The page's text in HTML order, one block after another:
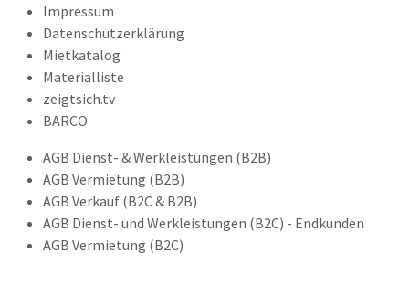
Impressum
Datenschutzerklärung
Mietkatalog
Materialliste
zeigtsich.tv
BARCO
AGB Dienst- & Werkleistungen (B2B)
AGB Vermietung (B2B)
AGB Verkauf (B2C & B2B)
AGB Dienst- und Werkleistungen (B2C) - Endkunden
AGB Vermietung (B2C)